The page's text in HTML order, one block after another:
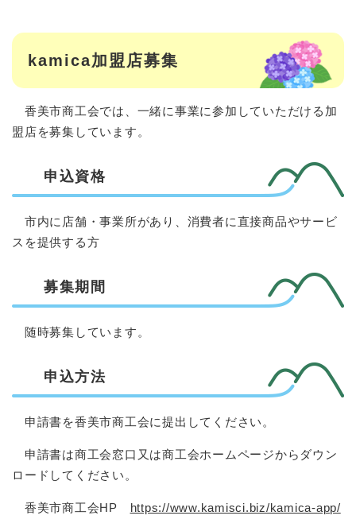
kamica加盟店募集
香美市商工会では、一緒に事業に参加していただける加
盟店を募集しています。
申込資格
市内に店舗・事業所があり、消費者に直接商品やサービ
スを提供する方
募集期間
随時募集しています。
申込方法
申請書を香美市商工会に提出してください。
申請書は商工会窓口又は商工会ホームページからダウン
ロードしてください。
香美市商工会HP https://www.kamisci.biz/kamica-app/